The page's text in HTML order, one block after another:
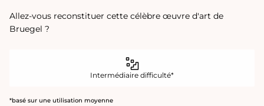
Allez-vous reconstituer cette célèbre œuvre d'art de
Bruegel ?
Intermédiaire difficulté*
*basé sur une utilisation moyenne